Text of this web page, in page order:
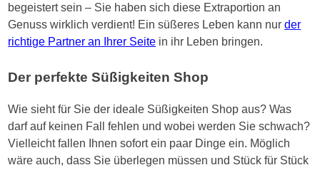
begeistert sein – Sie haben sich diese Extraportion an
Genuss wirklich verdient! Ein süßeres Leben kann nurder
richtige Partner an Ihrer Seite in ihr Leben bringen.
Der perfekte Süßigkeiten Shop
Wie sieht für Sie der ideale Süßigkeiten Shop aus? Was
darf auf keinen Fall fehlen und wobei werden Sie schwach?
Vielleicht fallen Ihnen sofort ein paar Dinge ein. Möglich
wäre auch, dass Sie überlegen müssen und Stück für Stück